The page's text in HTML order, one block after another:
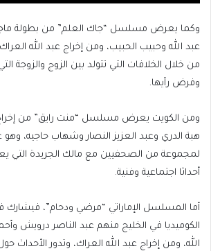
وكما يعرض مسلسل “جاك العلم” من بطولة
عبد الله وحبيب الحبيب، ومن إخراج عبد الله
من خلال الخلافات التي تتولد بين الزوج والزوجة
وفرض رأيها.
ومن الكويت يعرض مسلسل “منت رايق” من إخراج
هبة الدري وعبد العزيز النصار وشهاب حاجيه،
لمجموعة من الصحفيين مع مالك الجريدة التي
أحداثا اجتماعية وفنية.
أما المسلسل الإماراتي “مرضي ودحام”، فيشارك
الكوميديا في الخليج منهم عبد الناصر درويش
الله، ومن إخراج عبد الله العراك، وتدور